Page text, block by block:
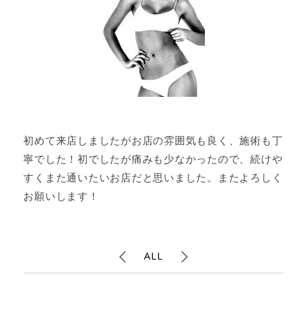
初めて来店しましたがお店の雰囲気も良く、施術も丁
寧でした！初でしたが痛みも少なかったので、続けや
すくまた通いたいお店だと思いました。またよろしく
お願いします！
ALL